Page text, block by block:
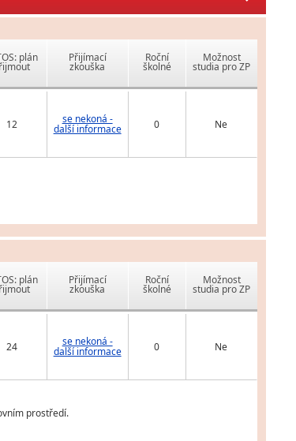
plán Přijímací
zkouška
Roční
školné
Možnost
studia pro ZP
12 se nekoná -
další informace 0 Ne
plán Přijímací
zkouška
Roční
školné
Možnost
studia pro ZP
24 se nekoná -
další informace 0 Ne
prostředí.